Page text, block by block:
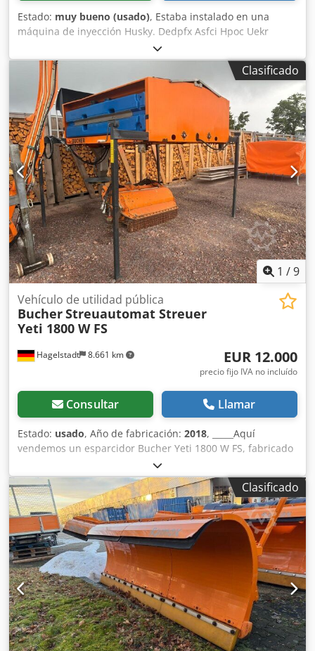
Estado: muy bueno (usado), Estaba instalado en una
máquina de inyección Husky. Dedpfx Asfci Hpoc Uekr
Clasificado
1 /9
Hagelstadt 8.661 km
Vehículo de utilidad pública
BucherStreuautomat Streuer
Yeti 1800 W FS
EUR 12.000
precio fijo IVA no incluído
Consultar Llamar
Estado: usado, Año de fabricación: 2018, _____Aquí
vendemos un esparcidor Bucher Yeti 1800 W FS, fabricado
en 2018, en buen estado y en perfecto estado de
funcionamiento. Para obtener más detalles y conocer las
características, no dude en consultarnos. Ubicación: 07806
Neustadt/Orla. Djdpfx Aezkdu Roc Ujkr
Clasificado